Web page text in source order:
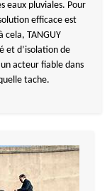
eaux pluviales. Pour
efficace est
cela, TANGUY
et d’isolation de
acteur fiable dans
tache.